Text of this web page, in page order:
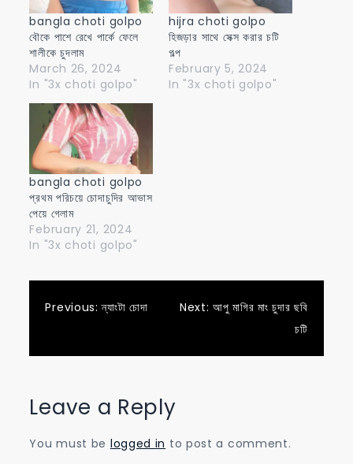
bangla choti golpo
বৌকে পাশে রেখে পার্কে ফেলে
শালীকে চুদলাম
March 26, 2024
In "3x choti golpo"
hijra choti golpo
হিজড়ার সাথে সেক্স করার চটি
গল্প
February 5, 2024
In "3x choti golpo"
bangla choti golpo
প্রথম পরিচয়ে চোদাচুদির আভাস
পেয়ে গেলাম
February 21, 2024
In "3x choti golpo"
Post
navigation
Previous: ন্যাংটা চোদা Next: আপু মাগির মাং চুদার ছবি
চটি
Leave a Reply
You must be logged in to post a comment.